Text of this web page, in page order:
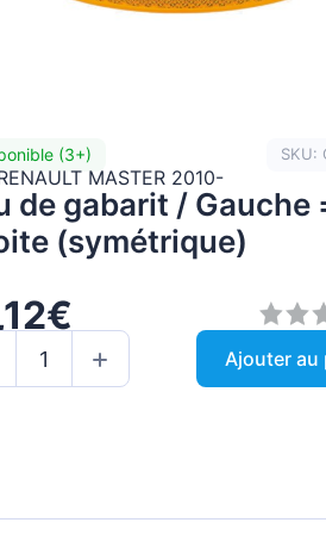
(3+) SKU:
MASTER 2010-
de gabarit / Gauche
(symétrique)
Ajouter au